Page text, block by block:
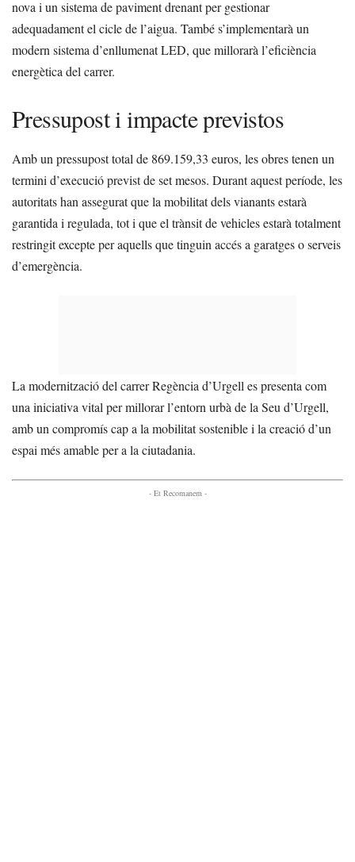
nova i un sistema de paviment drenant per gestionar
adequadament el cicle de l’aigua. També s’implementarà un
modern sistema d’enllumenat LED, que millorarà l’eficiència
energètica del carrer.
Pressupost i impacte previstos
Amb un pressupost total de 869.159,33 euros, les obres tenen un
termini d’execució previst de set mesos. Durant aquest període, les
autoritats han assegurat que la mobilitat dels vianants estarà
garantida i regulada, tot i que el trànsit de vehicles estarà totalment
restringit excepte per aquells que tinguin accés a garatges o serveis
d’emergència.
La modernització del carrer Regència d’Urgell es presenta com
una iniciativa vital per millorar l’entorn urbà de la Seu d’Urgell,
amb un compromís cap a la mobilitat sostenible i la creació d’un
espai més amable per a la ciutadania.
- Et Recomanem -